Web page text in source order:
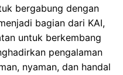
bergabung dengan
bagian dari KAI,
untuk berkembang
pengalaman
nyaman, dan handal